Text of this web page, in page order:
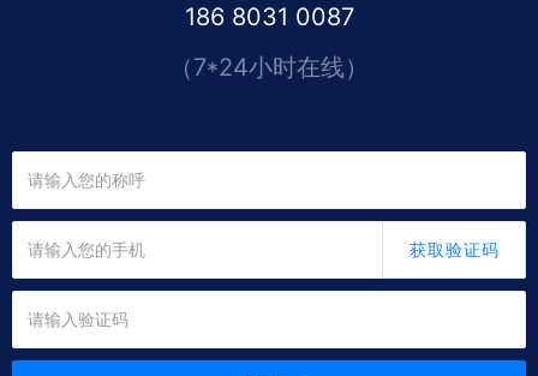
186 8031 0087
（7*24小时在线）
获取验证码